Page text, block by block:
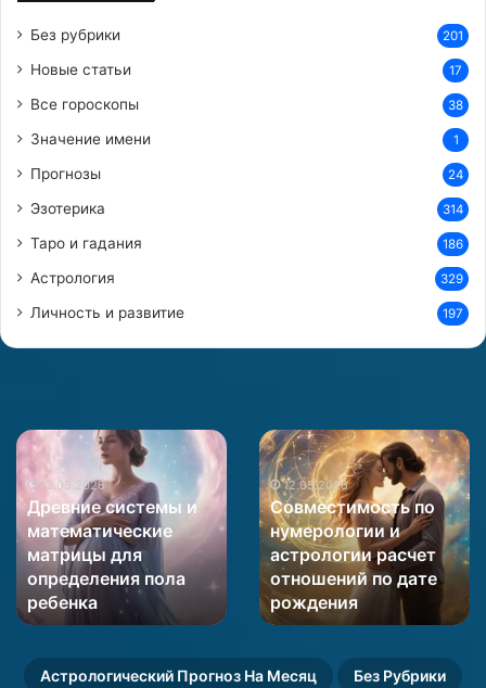
Без рубрики 201
Новые статьи 17
Все гороскопы 38
Значение имени 1
Прогнозы 24
Эзотерика 314
Таро и гадания 186
Астрология 329
Личность и развитие 197
Древние
системы
математические
матрицы
для
определения
пола
ребенка
12.05.2026
Древние системы и
математические
матрицы для
определения пола
ребенка
Совместимость
по
нумерологии
и
астрологии
расчет
отношений
по
дате
12.05.2026
Совместимость по
нумерологии и
астрологии расчет
отношений по дате
рождения
Астрологический Прогноз На Месяц Без Рубрики